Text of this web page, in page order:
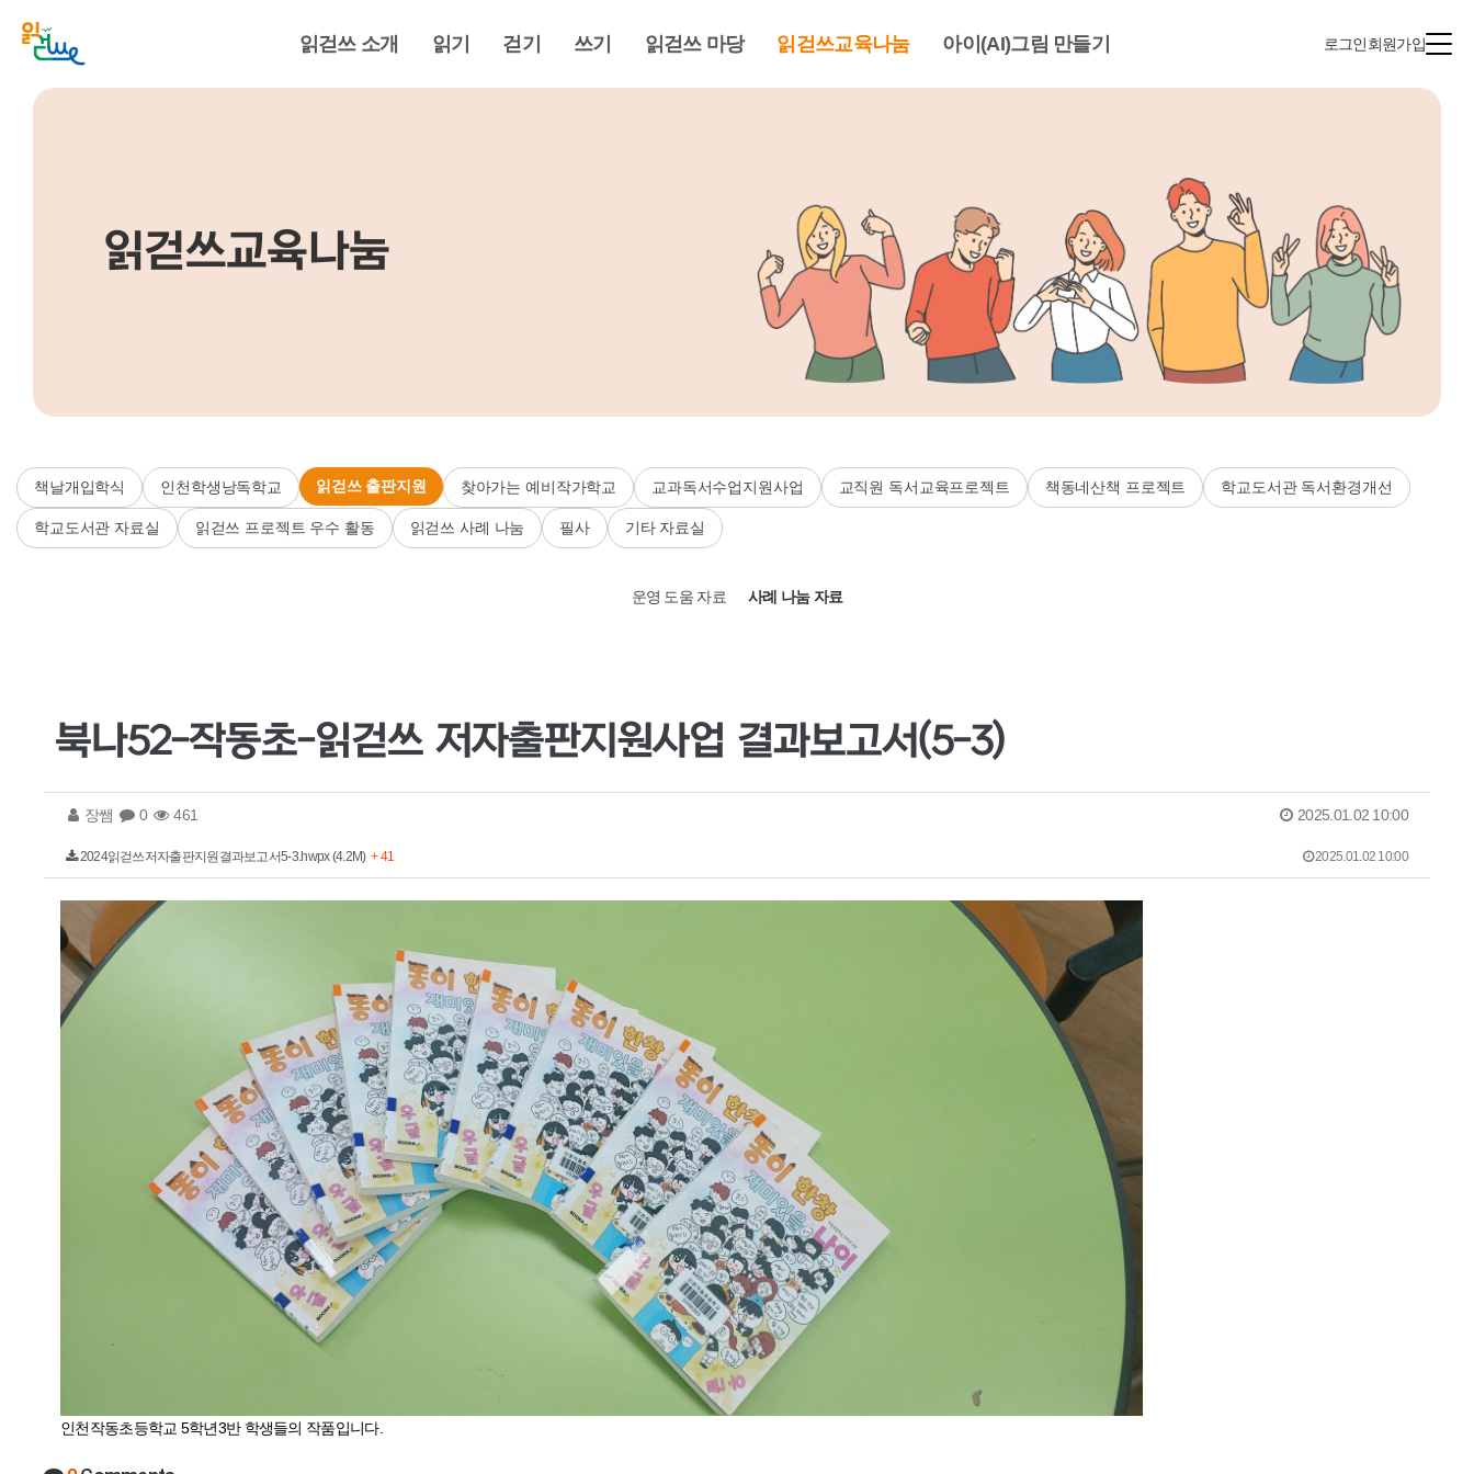
읽걷쓰 소개 읽기 걷기 쓰기 읽걷쓰 마당 읽걷쓰교육나눔 아이(AI)그림 만들기 로그인회원가입
읽걷쓰교육나눔
책날개입학식 인천학생낭독학교 읽걷쓰 출판지원 찾아가는 예비작가학교 교과독서수업지원사업 교직원 독서교육프로젝트 책동네산책 프로젝트 학교도서관 독서환경개선
학교도서관 자료실 읽걷쓰 프로젝트 우수 활동 읽걷쓰 사례 나눔 필사 기타 자료실
운영 도움 자료 사례 나눔 자료
북나52-작동초-읽걷쓰 저자출판지원사업 결과보고서(5-3)
장쌤 0 461 2025.01.02 10:00
2025.01.02 10:00
2024읽걷쓰저자출판지원결과보고서5-3.hwpx (4.2M)+ 41
인천작동초등학교 5학년3반 학생들의 작품입니다.